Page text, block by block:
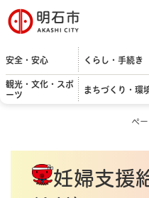
明石市
安全・安心 くらし・手続き
観光・文化・スポ
ーツ
まちづくり・環
ペ
妊婦支援